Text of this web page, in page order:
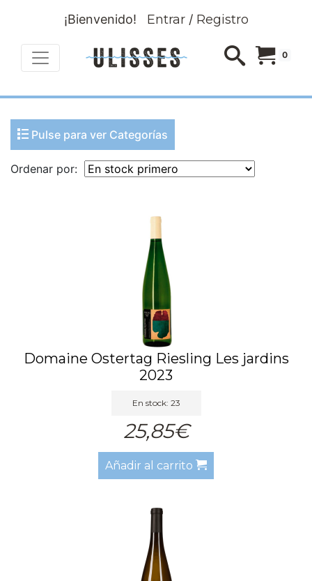
¡Bienvenido! Entrar/ Registro
0
Pulse para ver Categorías
Ordenar por:
Domaine Ostertag Riesling Les jardins
2023
En stock: 23
25,85€
Añadir al carrito